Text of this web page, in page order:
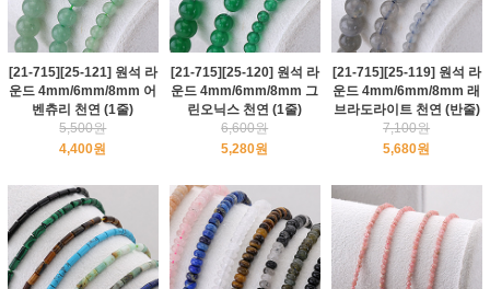
[21-715][25-121] 원석 라
운드 4mm/6mm/8mm 어
벤츄리 천연 (1줄)
5,500원
4,400원
[21-715][25-120] 원석 라
운드 4mm/6mm/8mm 그
린오닉스 천연 (1줄)
6,600원
5,280원
[21-715][25-119] 원석 라
운드 4mm/6mm/8mm 래
브라도라이트 천연 (반줄)
7,100원
5,680원